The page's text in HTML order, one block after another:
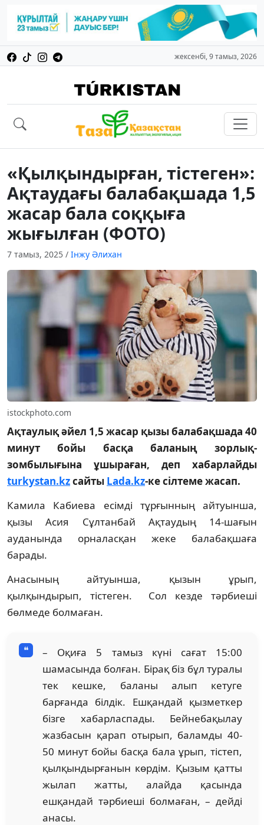
жексенбі, 9 тамыз, 2026
«Қылқындырған, тістеген»:
Ақтаудағы балабақшада 1,5
жасар бала соққыға
жығылған (ФОТО)
7 тамыз, 2025 / Інжу Әлихан
istockphoto.com
Ақтаулық әйел 1,5 жасар қызы балабақшада 40
минут бойы басқа баланың зорлық-
зомбылығына ұшыраған, деп хабарлайды
turkystan.kzсайты Lada.kz-ке сілтеме жасап.
Камила Кабиева есімді тұрғынның айтуынша,
қызы Асия Сұлтанбай Ақтаудың 14-шағын
ауданында орналасқан жеке балабақшаға
барады.
Анасының айтуынша, қызын ұрып,
қылқындырып, тістеген. Сол кезде тәрбиеші
бөлмеде болмаған.
– Оқиға 5 тамыз күні сағат 15:00
шамасында болған. Бірақ біз бұл туралы
тек кешке, баланы алып кетуге
барғанда білдік. Ешқандай қызметкер
бізге хабарласпады. Бейнебақылау
жазбасын қарап отырып, баламды 40-
50 минут бойы басқа бала ұрып, тістеп,
қылқындырғанын көрдім. Қызым қатты
жылап жатты, алайда қасында
ешқандай тәрбиеші болмаған, – дейді
анасы.